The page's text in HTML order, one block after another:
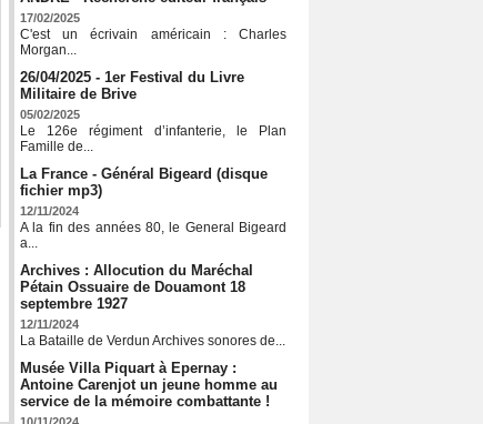
17/02/2025
C'est un écrivain américain : Charles
Morgan...
26/04/2025 - 1er Festival du Livre
Militaire de Brive
05/02/2025
Le 126e régiment d’infanterie, le Plan
Famille de...
La France - Général Bigeard (disque
fichier mp3)
12/11/2024
A la fin des années 80, le General Bigeard
a...
Archives : Allocution du Maréchal
Pétain Ossuaire de Douamont 18
septembre 1927
12/11/2024
La Bataille de Verdun Archives sonores de...
Musée Villa Piquart à Epernay :
Antoine Carenjot un jeune homme au
service de la mémoire combattante !